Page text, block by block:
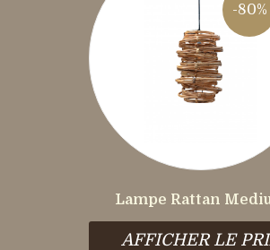
-80%
Lampe Rattan
AFFICHER LE